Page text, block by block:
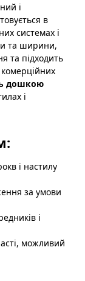
і
в
системах і
та ширини,
та підходить
дошкою
і
і настилу
за умови
і
можливий